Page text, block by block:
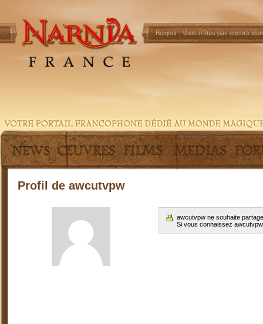
Bonjour !Vous n'êtes pas encore
Profil de awcutvpw
awcutvpw ne souhaite
Si vous connaissez